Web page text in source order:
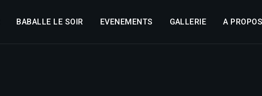
BABALLE LE SOIR EVENEMENTS GALLERIE A PROPOS